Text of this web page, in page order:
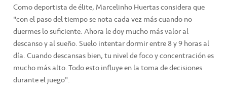
Como deportista de élite, Marcelinho Huertas considera que
"con el paso del tiempo se nota cada vez más cuando no
duermes lo suficiente. Ahora le doy mucho más valor al
descanso y al sueño. Suelo intentar dormir entre 8 y 9 horas al
día. Cuando descansas bien, tu nivel de foco y concentración es
mucho más alto. Todo esto influye en la toma de decisiones
durante el juego".